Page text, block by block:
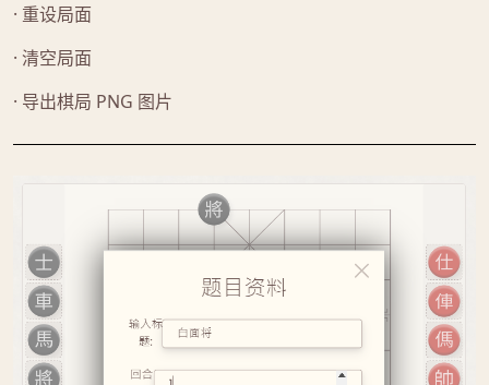
· 重设局面
· 清空局面
· 导出棋局 PNG 图片